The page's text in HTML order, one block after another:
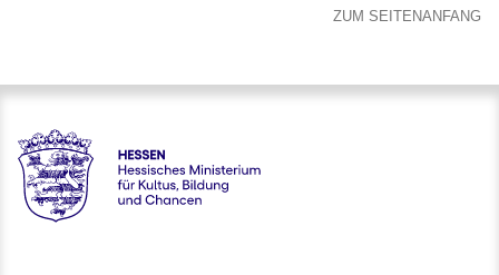
ZUM SEITENANFANG
Hessen - Hessisches Ministerium für Kultus, Bildung und